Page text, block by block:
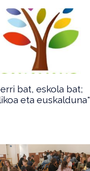
bat, eskola bat;
eta euskalduna"